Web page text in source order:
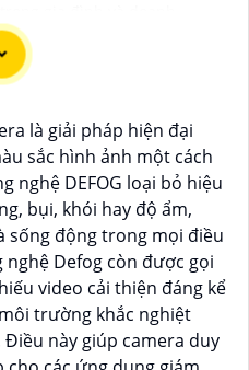
tôi về Camera Dahua
hiệu nổi tiếng về sản
2:Để Hoàn toàn tin cậy
bạn nên mua từ các
lý chính thức của
Dahua có thể thay
của camera. Bạn nên
4: Chất lượng của
là giải pháp hiện đại
sắc hình ảnh một cách
nghệ DEFOG loại bỏ hiệu
bụi, khói hay độ ẩm,
sống động trong mọi điều
Defog còn được gọi
video cải thiện đáng kể
trường khắc nghiệt
này giúp camera duy